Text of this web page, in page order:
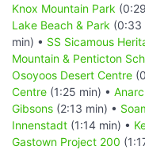
Knox Mountain Park
Lake Beach & Park (0:33
min) • SS Sicamous
Mountain & Penticton
Osoyoos Desert Centre
Centre (1:25 min) •
Gibsons (2:13 min) •
Innenstadt (1:14 min) •
Gastown Project 200